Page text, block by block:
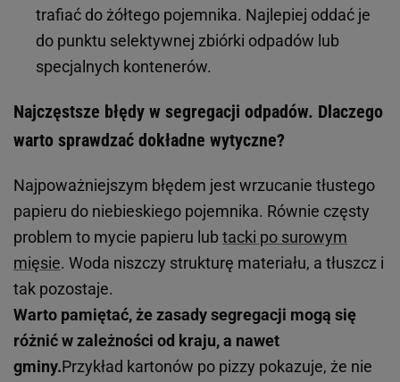
trafiać do żółtego pojemnika. Najlepiej oddać je
do punktu selektywnej zbiórki odpadów lub
specjalnych kontenerów.
Najczęstsze błędy w segregacji odpadów. Dlaczego
warto sprawdzać dokładne wytyczne?
Najpoważniejszym błędem jest wrzucanie tłustego
papieru do niebieskiego pojemnika. Równie częsty
problem to mycie papieru lubtacki po surowym
mięsie. Woda niszczy strukturę materiału, a tłuszcz i
tak pozostaje.
Warto pamiętać, że zasady segregacji mogą się
różnić w zależności od kraju, a nawet
gminy.Przykład kartonów po pizzy pokazuje, że nie